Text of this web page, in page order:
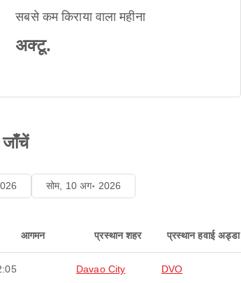
सबसे कम किराया वाला महीना
अक्टू.
सोम, 10 अग॰ 2026
आगमन प्रस्थान शहर प्रस्थान हवाई अड्डा
Davao City DVO